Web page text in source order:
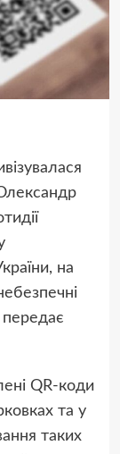
на
QR-коди
та у
таких